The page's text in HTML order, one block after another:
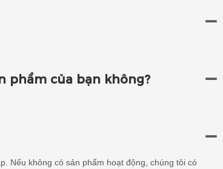
phẩm của bạn không?
Nếu không có sản phẩm hoạt động, chúng tôi có